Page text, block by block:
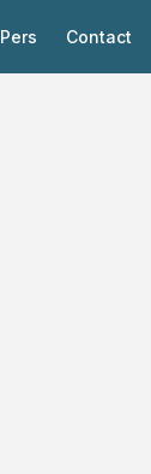
Pers Contact